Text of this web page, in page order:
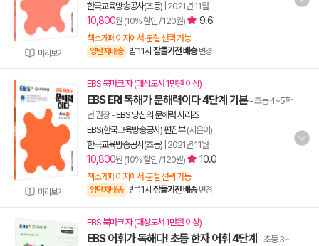
미리보기
한국교육방송공사(초등) 2021년 11월
10,800원 (10% 할인 / 120원) 9.6
책소개페이지에서 분철 선택 가능
양탄자배송 밤 11시 잠들기전 배송 변경
미리보기
EBS 북마크 자 (대상도서 1만원 이상)
EBS ERI 독해가 문해력이다 4단계 기본- 초등 4~5학
년 권장-EBS 당신의 문해력 시리즈
EBS(한국교육방송공사) 편집부(지은이)
한국교육방송공사(초등) 2021년 11월
10,800원 (10% 할인 / 120원) 10.0
책소개페이지에서 분철 선택 가능
양탄자배송 밤 11시 잠들기전 배송 변경
EBS 북마크 자 (대상도서 1만원 이상)
EBS 어휘가 독해다! 초등 한자 어휘 4단계 - 초등 3~